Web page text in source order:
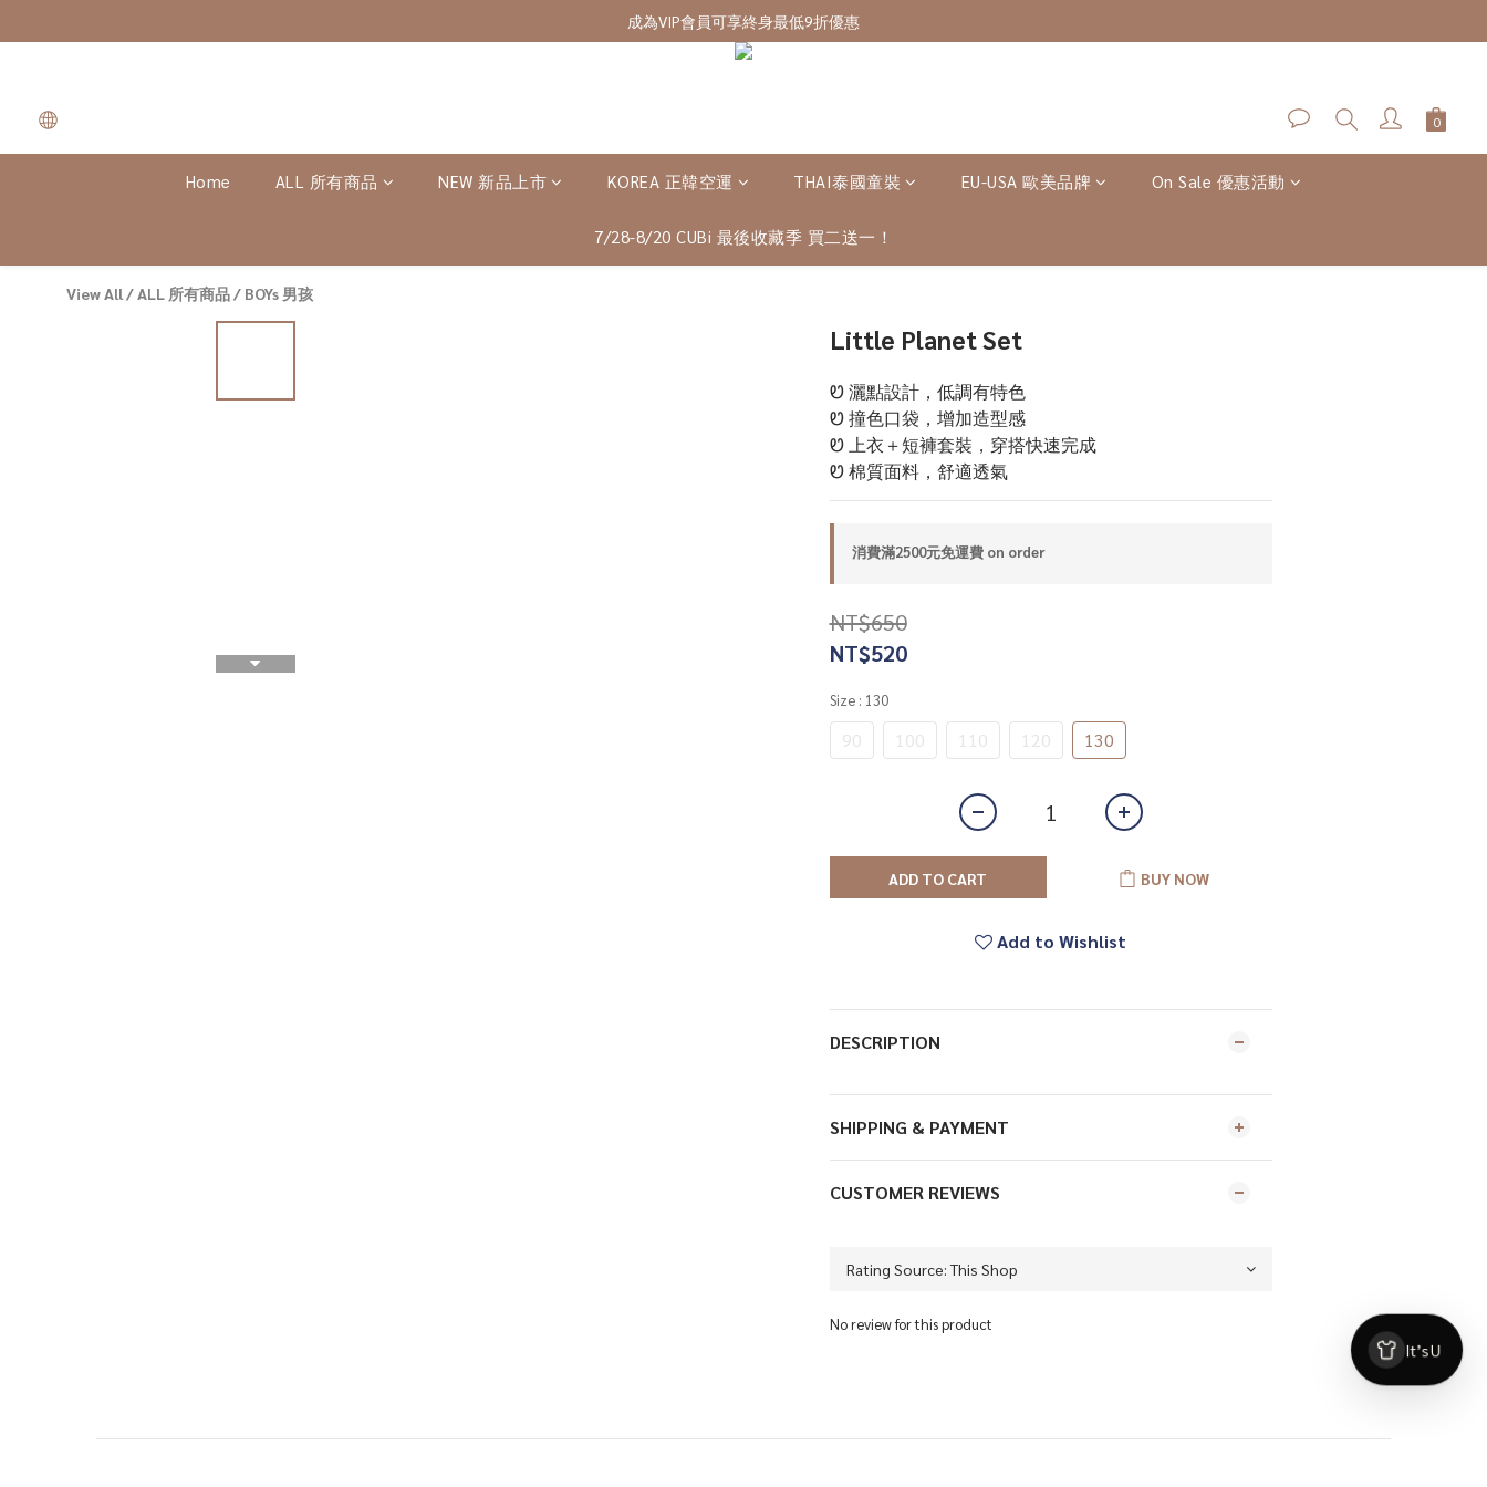
7/28-8/20 CUBi 收藏季全館買二送一
成為VIP會員可享終身最低9折優惠
7/28-8/20 CUBi 收藏季全館買二送一
Home ALL 所有商品 NEW 新品上市 KOREA 正韓空運 THAI泰國童裝 EU-USA 歐美品牌 On Sale 優惠活動
7/28-8/20 CUBi 最後收藏季 買二送一！
View All/ALL 所有商品/ BOYs 男孩
Little Planet Set
Ꮼ 灑點設計，低調有特色
Ꮼ 撞色口袋，增加造型感
Ꮼ 上衣＋短褲套裝，穿搭快速完成
Ꮼ 棉質面料，舒適透氣
消費滿2500元免運費 on order
NT$650
NT$520
Size : 130
90 100 110 120 130
ADD TO CART BUY NOW
Add to Wishlist
DESCRIPTION
SHIPPING & PAYMENT
CUSTOMER REVIEWS
No review for this product